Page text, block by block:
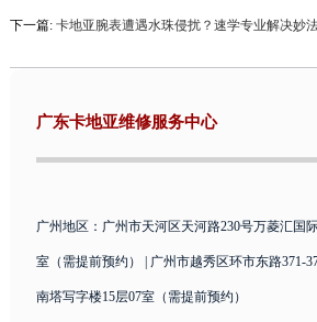
下一篇: 卡地亚腕表遭遇水珠侵扰？速学专业解决妙
广东卡地亚维修服务中心
广州地区：广州市天河区天河路230号万菱汇国
室（需提前预约） | 广州市越秀区环市东路371-
南塔写字楼15层07室（需提前预约）